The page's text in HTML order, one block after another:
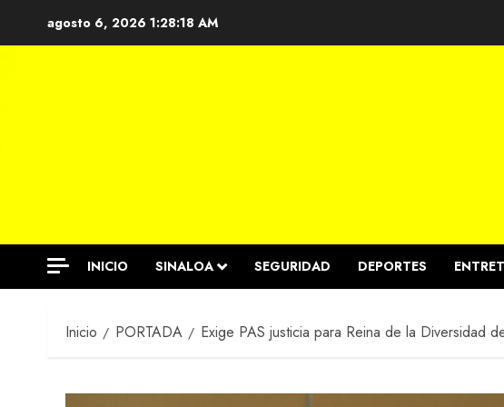
agosto 6, 2026 1:28:19 AM
INICIO SINALOA SEGURIDAD DEPORTES
Inicio PORTADA Exige PAS justicia para Reina de la Diversidad